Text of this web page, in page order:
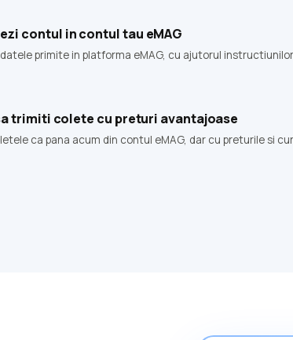
contul in contul tau eMAG
primite in platforma eMAG, cu ajutorul
trimiti colete cu preturi avantajoase
ca pana acum din contul eMAG, dar cu preturile si